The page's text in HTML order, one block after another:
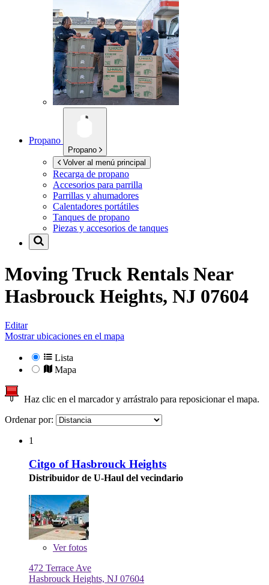
Propano
Propano
Volver al menú principal
Recarga de propano
Accesorios para parrilla
Parrillas y ahumadores
Calentadores portátiles
Tanques de propano
Piezas y accesorios de tanques
Moving Truck Rentals Near
Hasbrouck Heights, NJ 07604
Editar
Mostrar ubicaciones en el mapa
Lista
Mapa
Haz clic en el marcador y arrástralo para reposicionar el mapa.
Ordenar por:
1
Citgo of Hasbrouck Heights
Distribuidor de U-Haul del vecindario
Verfotos
472 Terrace Ave
Hasbrouck Heights, NJ 07604